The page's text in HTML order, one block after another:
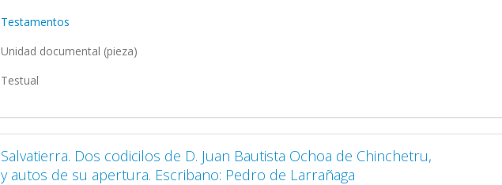
Testamentos
Unidad documental (pieza)
Testual
Salvatierra. Dos codicilos de D. Juan Bautista Ochoa de Chinchetru,
y autos de su apertura. Escribano: Pedro de Larrañaga